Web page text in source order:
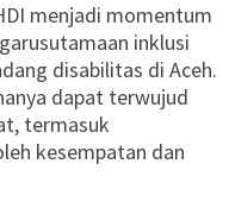
menjadi momentum
inklusi
disabilitas di Aceh.
dapat terwujud
termasuk
kesempatan dan